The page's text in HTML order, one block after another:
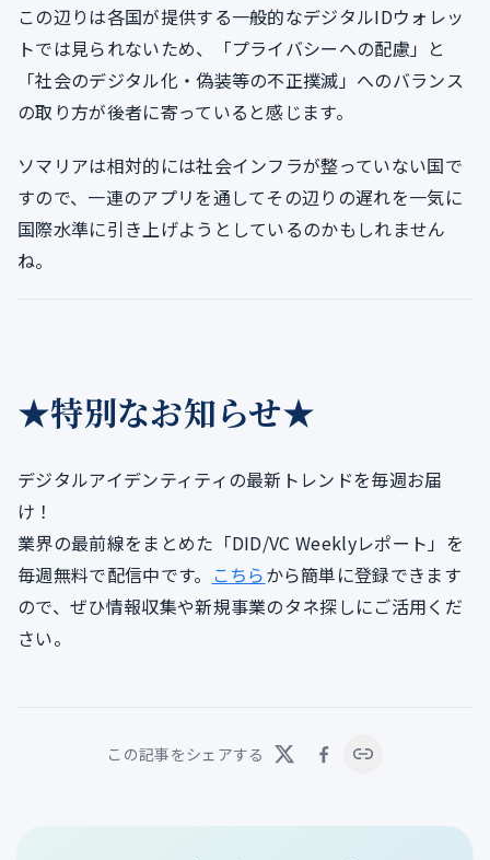
この辺りは各国が提供する一般的なデジタルIDウォレッ
トでは見られないため、「プライバシーへの配慮」と
「社会のデジタル化・偽装等の不正撲滅」へのバランス
の取り方が後者に寄っていると感じます。
ソマリアは相対的には社会インフラが整っていない国で
すので、一連のアプリを通してその辺りの遅れを一気に
国際水準に引き上げようとしているのかもしれません
ね。
★特別なお知らせ★
デジタルアイデンティティの最新トレンドを毎週お届
け！
業界の最前線をまとめた「DID/VC Weeklyレポート」を
毎週無料で配信中です。 こちらから簡単に登録できます
ので、ぜひ情報収集や新規事業のタネ探しにご活用くだ
さい。
この記事をシェアする